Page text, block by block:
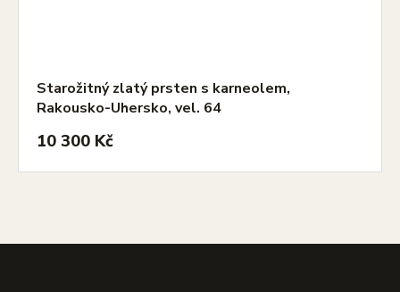
Starožitný zlatý prsten s karneolem,
Rakousko-Uhersko, vel. 64
10 300 Kč